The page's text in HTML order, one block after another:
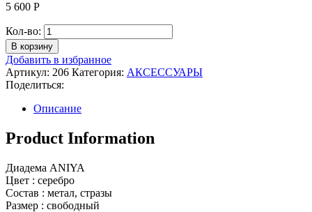
5 600 Р
Кол-во: Количество
Диадема
В корзину
Добавить в избранное
Артикул: 206 Категория: АКСЕССУАРЫ
Поделиться:
Описание
Product Information
Диадема ANIYA
Цвет : серебро
Состав : метал, стразы
Размер : свободный